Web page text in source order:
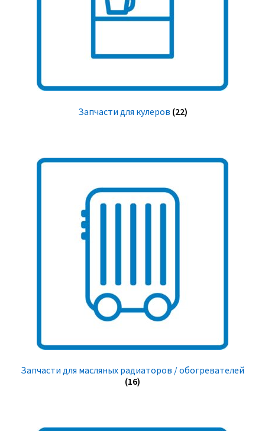
Запчасти для кулеров (22)
Запчасти для масляных радиаторов / обогревателей
(16)